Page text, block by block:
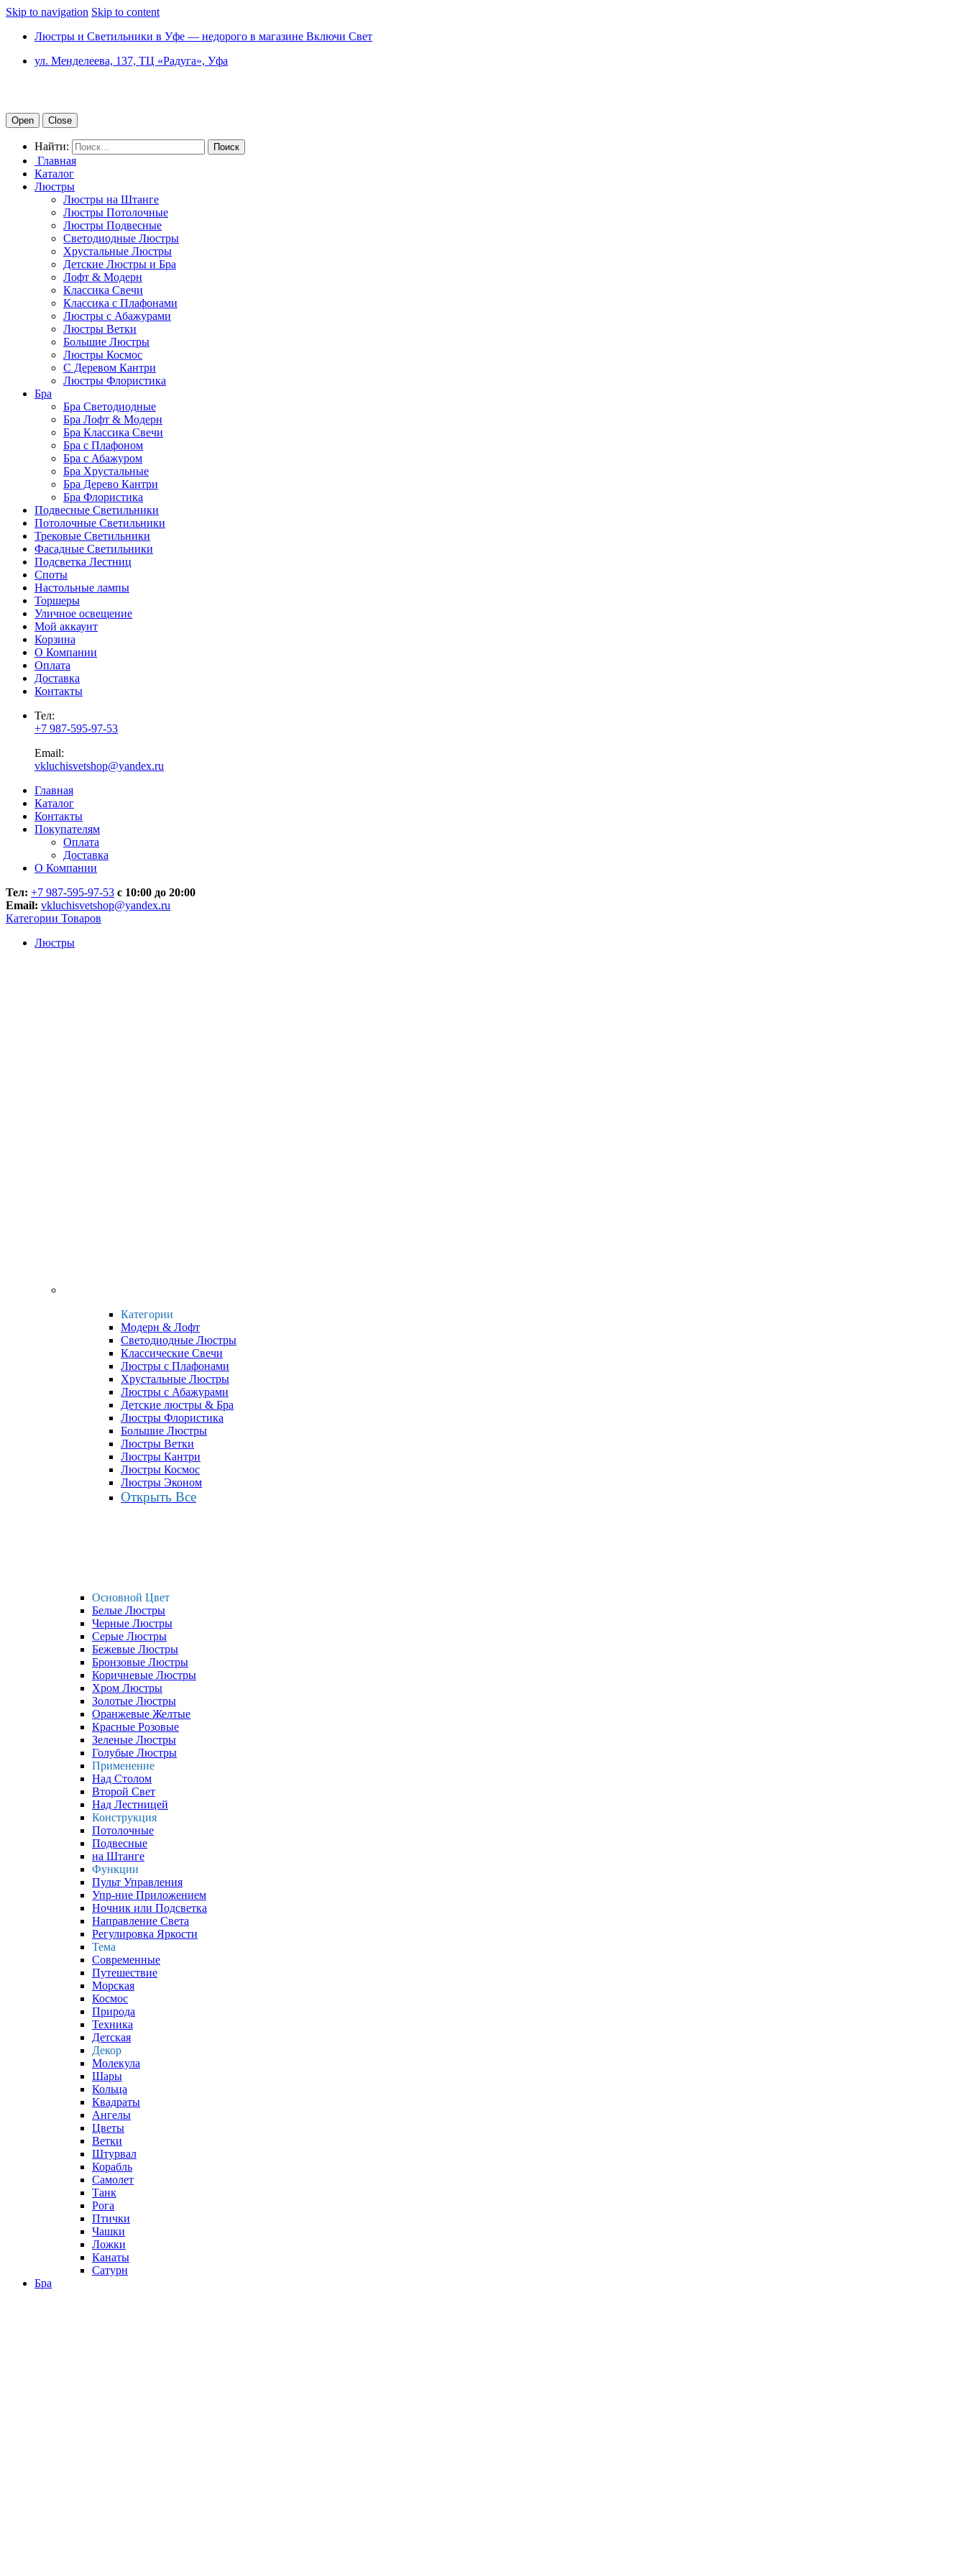
Skip to navigation Skip to content
Люстры и Светильники в Уфе — недорого в магазине Включи Свет
ул. Менделеева, 137, ТЦ «Радуга», Уфа
Open Close
Найти:
Главная
Каталог
Люстры
Люстры на Штанге
Люстры Потолочные
Люстры Подвесные
Светодиодные Люстры
Хрустальные Люстры
Детские Люстры и Бра
Лофт & Модерн
Классика Свечи
Классика с Плафонами
Люстры с Абажурами
Люстры Ветки
Большие Люстры
Люстры Космос
С Деревом Кантри
Люстры Флористика
Бра
Бра Светодиодные
Бра Лофт & Модерн
Бра Классика Свечи
Бра с Плафоном
Бра с Абажуром
Бра Хрустальные
Бра Дерево Кантри
Бра Флористика
Подвесные Светильники
Потолочные Светильники
Трековые Светильники
Фасадные Светильники
Подсветка Лестниц
Споты
Настольные лампы
Торшеры
Уличное освещение
Мой аккаунт
Корзина
О Компании
Оплата
Доставка
Контакты
Тел:
+7 987-595-97-53
Email:
vkluchisvetshop@yandex.ru
Главная
Каталог
Контакты
Покупателям
Оплата
Доставка
О Компании
Тел: +7 987-595-97-53 с 10:00 до 20:00
Email: vkluchisvetshop@yandex.ru
Категории Товаров
Люстры
Категории
Модерн & Лофт
Светодиодные Люстры
Классические Свечи
Люстры с Плафонами
Хрустальные Люстры
Люстры с Абажурами
Детские люстры & Бра
Люстры Флористика
Большие Люстры
Люстры Ветки
Люстры Кантри
Люстры Космос
Люстры Эконом
Открыть Все
Основной Цвет
Белые Люстры
Черные Люстры
Серые Люстры
Бежевые Люстры
Бронзовые Люстры
Коричневые Люстры
Хром Люстры
Золотые Люстры
Оранжевые Желтые
Красные Розовые
Зеленые Люстры
Голубые Люстры
Применение
Над Столом
Второй Свет
Над Лестницей
Конструкция
Потолочные
Подвесные
на Штанге
Функции
Пульт Управления
Упр-ние Приложением
Ночник или Подсветка
Направление Света
Регулировка Яркости
Тема
Современные
Путешествие
Морская
Космос
Природа
Техника
Детская
Декор
Молекула
Шары
Кольца
Квадраты
Ангелы
Цветы
Ветки
Штурвал
Корабль
Самолет
Танк
Рога
Птички
Чашки
Ложки
Канаты
Сатурн
Бра